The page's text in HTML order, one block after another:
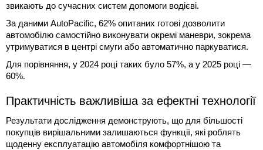
звикають до сучасних систем допомоги водієві.
За даними AutoPacific, 62% опитаних готові дозволити
автомобілю самостійно виконувати окремі маневри, зокрема
утримуватися в центрі смуги або автоматично паркуватися.
Для порівняння, у 2024 році таких було 57%, а у 2025 році —
60%.
Практичність важливіша за ефектні технології
Результати дослідження демонструють, що для більшості
покупців вирішальними залишаються функції, які роблять
щоденну експлуатацію автомобіля комфортнішою та